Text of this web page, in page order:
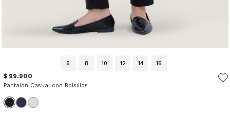
6 8 10 12 14 16
$ 99.900
Pantalón Casual con Bolsillos